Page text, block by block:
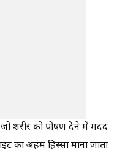
शरीर को पोषण देने में मदद
का अहम हिस्सा माना जाता